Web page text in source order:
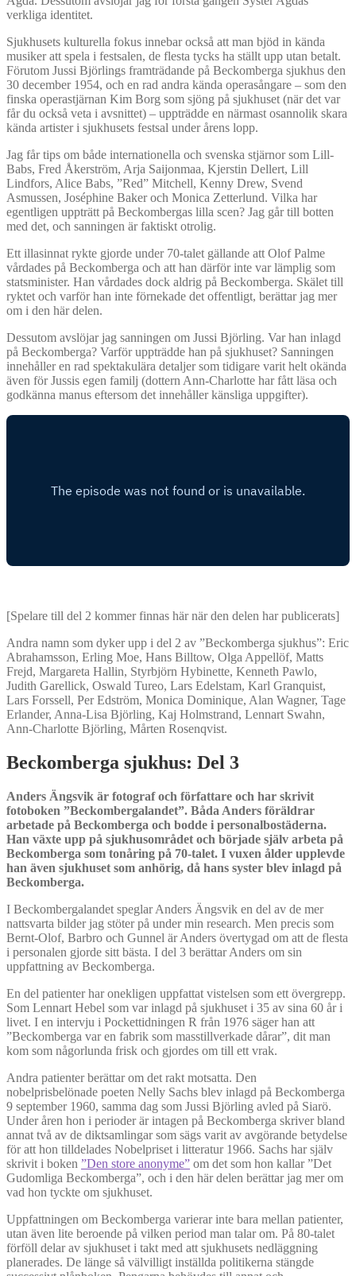
verkliga identitet.
Sjukhusets kulturella fokus innebar också att man bjöd in kända
musiker att spela i festsalen, de flesta tycks ha ställt upp utan betalt.
Förutom Jussi Björlings framträdande på Beckomberga sjukhus den
30 december 1954, och en rad andra kända operasångare – som den
finska operastjärnan Kim Borg som sjöng på sjukhuset (när det var
får du också veta i avsnittet) – uppträdde en närmast osannolik skara
kända artister i sjukhusets festsal under årens lopp.
Jag får tips om både internationella och svenska stjärnor som Lill-
Babs, Fred Åkerström, Arja Saijonmaa, Kjerstin Dellert, Lill
Lindfors, Alice Babs, ”Red” Mitchell, Kenny Drew, Svend
Asmussen, Joséphine Baker och Monica Zetterlund. Vilka har
egentligen uppträtt på Beckombergas lilla scen? Jag går till botten
med det, och sanningen är faktiskt otrolig.
Ett illasinnat rykte gjorde under 70-talet gällande att Olof Palme
vårdades på Beckomberga och att han därför inte var lämplig som
statsminister. Han vårdades dock aldrig på Beckomberga. Skälet till
ryktet och varför han inte förnekade det offentligt, berättar jag mer
om i den här delen.
Dessutom avslöjar jag sanningen om Jussi Björling. Var han inlagd
på Beckomberga? Varför uppträdde han på sjukhuset? Sanningen
innehåller en rad spektakulära detaljer som tidigare varit helt okända
även för Jussis egen familj (dottern Ann-Charlotte har fått läsa och
godkänna manus eftersom det innehåller känsliga uppgifter).
[Spelare till del 2 kommer finnas här när den delen har publicerats]
Andra namn som dyker upp i del 2 av ”Beckomberga sjukhus”: Eric
Abrahamsson, Erling Moe, Hans Billtow, Olga Appellöf, Matts
Frejd, Margareta Hallin, Styrbjörn Hybinette, Kenneth Pawlo,
Judith Garellick, Oswald Tureo, Lars Edelstam, Karl Granquist,
Lars Forssell, Per Edström, Monica Dominique, Alan Wagner, Tage
Erlander, Anna-Lisa Björling, Kaj Holmstrand, Lennart Swahn,
Ann-Charlotte Björling, Mårten Rosenqvist.
Beckomberga sjukhus: Del 3
Anders Ängsvik är fotograf och författare och har skrivit
fotoboken ”Beckombergalandet”. Båda Anders föräldrar
arbetade på Beckomberga och bodde i personalbostäderna.
Han växte upp på sjukhusområdet och började själv arbeta på
Beckomberga som tonåring på 70-talet. I vuxen ålder upplevde
han även sjukhuset som anhörig, då hans syster blev inlagd på
Beckomberga.
I Beckombergalandet speglar Anders Ängsvik en del av de mer
nattsvarta bilder jag stöter på under min research. Men precis som
Bernt-Olof, Barbro och Gunnel är Anders övertygad om att de flesta
i personalen gjorde sitt bästa. I del 3 berättar Anders om sin
uppfattning av Beckomberga.
En del patienter har onekligen uppfattat vistelsen som ett övergrepp.
Som Lennart Hebel som var inlagd på sjukhuset i 35 av sina 60 år i
livet. I en intervju i Pockettidningen R från 1976 säger han att
”Beckomberga var en fabrik som masstillverkade dårar”, dit man
kom som någorlunda frisk och gjordes om till ett vrak.
Andra patienter berättar om det rakt motsatta. Den
nobelprisbelönade poeten Nelly Sachs blev inlagd på Beckomberga
9 september 1960, samma dag som Jussi Björling avled på Siarö.
Under åren hon i perioder är intagen på Beckomberga skriver bland
annat två av de diktsamlingar som sägs varit av avgörande betydelse
för att hon tilldelades Nobelpriset i litteratur 1966. Sachs har själv
skrivit i boken ”Den store anonyme” om det som hon kallar ”Det
Gudomliga Beckomberga”, och i den här delen berättar jag mer om
vad hon tyckte om sjukhuset.
Uppfattningen om Beckomberga varierar inte bara mellan patienter,
utan även lite beroende på vilken period man talar om. På 80-talet
förföll delar av sjukhuset i takt med att sjukhusets nedläggning
planerades. De länge så välvilligt inställda politikerna stängde